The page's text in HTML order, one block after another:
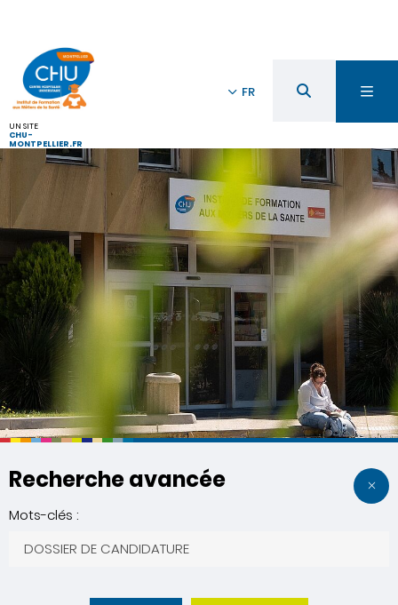
UN SITE
CHU-
MONTPELLIER.FR
FR
Recherche avancée
Mots-clés :